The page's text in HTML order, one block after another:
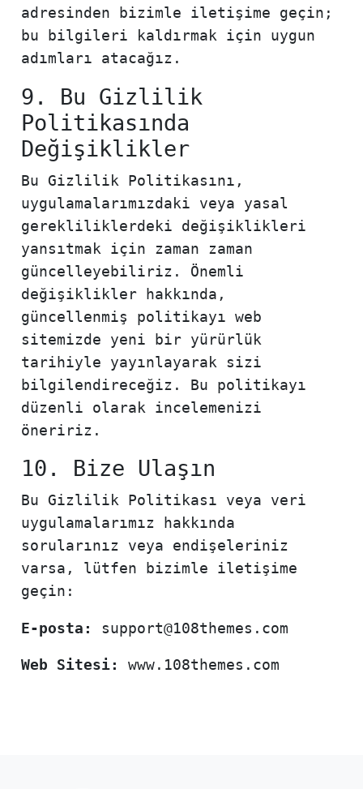
adresinden bizimle iletişime geçin;
bu bilgileri kaldırmak için uygun
adımları atacağız.
9. Bu Gizlilik
Politikasında
Değişiklikler
Bu Gizlilik Politikasını,
uygulamalarımızdaki veya yasal
gerekliliklerdeki değişiklikleri
yansıtmak için zaman zaman
güncelleyebiliriz. Önemli
değişiklikler hakkında,
güncellenmiş politikayı web
sitemizde yeni bir yürürlük
tarihiyle yayınlayarak sizi
bilgilendireceğiz. Bu politikayı
düzenli olarak incelemenizi
öneririz.
10. Bize Ulaşın
Bu Gizlilik Politikası veya veri
uygulamalarımız hakkında
sorularınız veya endişeleriniz
varsa, lütfen bizimle iletişime
geçin:
E-posta: support@108themes.com
Web Sitesi: www.108themes.com